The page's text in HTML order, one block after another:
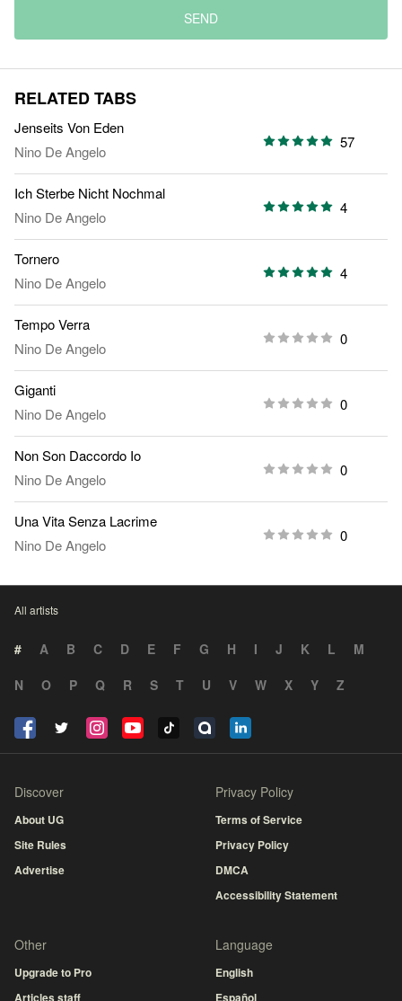
SEND
RELATED TABS
Jenseits Von Eden
Nino De Angelo
57
Ich Sterbe Nicht Nochmal
Nino De Angelo
4
Tornero
Nino De Angelo
4
Tempo Verra
Nino De Angelo
0
Giganti
Nino De Angelo
0
Non Son Daccordo Io
Nino De Angelo
0
Una Vita Senza Lacrime
Nino De Angelo
0
All artists
# A B C D E F G H I J K L
M
N
O P Q R S T U V W X Y Z
Discover
About UG
Site Rules
Advertise
Privacy Policy
Terms of Service
Privacy Policy
DMCA
Accessibility Statement
Other
Upgrade to Pro
Articles staff
Language
English
Español